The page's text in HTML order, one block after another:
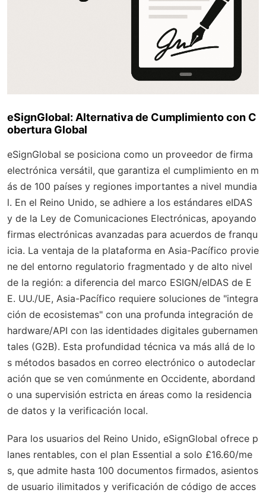
eSignGlobal: Alternativa de Cumplimiento con C
obertura Global
eSignGlobal se posiciona como un proveedor de firma
electrónica versátil, que garantiza el cumplimiento en m
ás de 100 países y regiones importantes a nivel mundia
l. En el Reino Unido, se adhiere a los estándares eIDAS
y de la Ley de Comunicaciones Electrónicas, apoyando
firmas electrónicas avanzadas para acuerdos de franqu
icia. La ventaja de la plataforma en Asia-Pacífico provie
ne del entorno regulatorio fragmentado y de alto nivel
de la región: a diferencia del marco ESIGN/eIDAS de E
E. UU./UE, Asia-Pacífico requiere soluciones de "integra
ción de ecosistemas" con una profunda integración de
hardware/API con las identidades digitales gubernamen
tales (G2B). Esta profundidad técnica va más allá de lo
s métodos basados en correo electrónico o autodeclar
ación que se ven comúnmente en Occidente, abordand
o una supervisión estricta en áreas como la residencia
de datos y la verificación local.
Para los usuarios del Reino Unido, eSignGlobal ofrece p
lanes rentables, con el plan Essential a solo £16.60/me
s, que admite hasta 100 documentos firmados, asientos
de usuario ilimitados y verificación de código de acces